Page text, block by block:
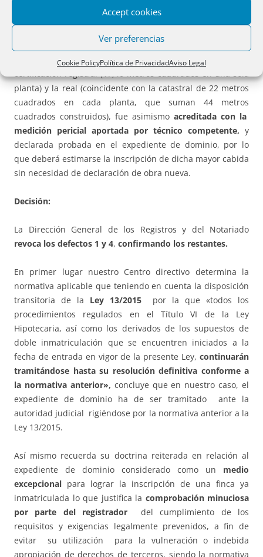
Accept cookies
Ver preferencias
Cookie PolicyPolítica de PrivacidadAviso Legal
reanudación del mismo a su favor en los términos
Y que la discrepancia entre la superficie según
certificación registral (17,40 metros cuadrados en una sola
planta) y la real (coincidente con la catastral de 22 metros
cuadrados en cada planta, que suman 44 metros
cuadrados construidos), fue asimismo acreditada con la
medición pericial aportada por técnico competente, y
declarada probada en el expediente de dominio, por lo
que deberá estimarse la inscripción de dicha mayor cabida
sin necesidad de declaración de obra nueva.
Decisión:
La Dirección General de los Registros y del Notariado
revoca los defectos 1 y 4, confirmando los restantes.
En primer lugar nuestro Centro directivo determina la
normativa aplicable que teniendo en cuenta la disposición
transitoria de la Ley 13/2015por la que «todos los
procedimientos regulados en el Título VI de la Ley
Hipotecaria, así como los derivados de los supuestos de
doble inmatriculación que se encuentren iniciados a la
fecha de entrada en vigor de la presente Ley, continuarán
tramitándose hasta su resolución definitiva conforme a
la normativa anterior», concluye que en nuestro caso, el
expediente de dominio ha de ser tramitado ante la
autoridad judicial rigiéndose por la normativa anterior a la
Ley 13/2015.
Así mismo recuerda su doctrina reiterada en relación al
expediente de dominio considerado como un medio
excepcional para lograr la inscripción de una finca ya
inmatriculada lo que justifica la comprobación minuciosa
por parte del registrador del cumplimiento de los
requisitos y exigencias legalmente prevenidos, a fin de
evitar su utilización para la vulneración o indebida
apropiación de derechos de terceros, siendo la normativa